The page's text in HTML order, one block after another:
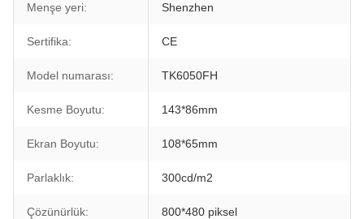
Menşe yeri: Shenzhen
Sertifika: CE
Model numarası: TK6050FH
Kesme Boyutu: 143*86mm
Ekran Boyutu: 108*65mm
Parlaklık: 300cd/m2
Çözünürlük: 800*480 piksel